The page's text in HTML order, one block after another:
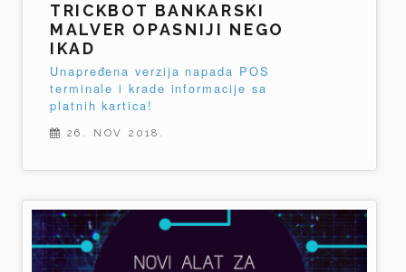
TRICKBOT BANKARSKI
MALVER OPASNIJI NEGO
IKAD
Unapređena verzija napada POS
terminale i krade informacije sa
platnih kartica!
26. NOV 2018.